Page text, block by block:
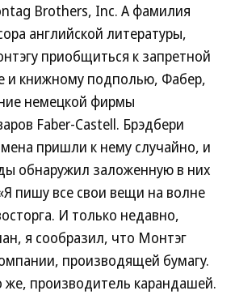
Brothers, Inc. А фамилия
английской литературы,
приобщиться к запретной
и книжному подполью, Фабер,
немецкой фирмы
Faber-Castell. Брэдбери
пришли к нему случайно, и
обнаружил заложенную в них
пишу все свои вещи на волне
И только недавно,
я сообразил, что Монтэг
производящей бумагу.
производитель карандашей.